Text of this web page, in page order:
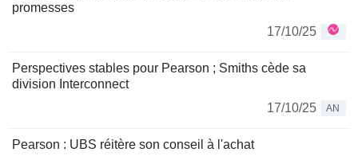
promesses
17/10/25
Perspectives stables pour Pearson ; Smiths cède sa
division Interconnect
17/10/25
AN
Pearson : UBS réitère son conseil à l'achat